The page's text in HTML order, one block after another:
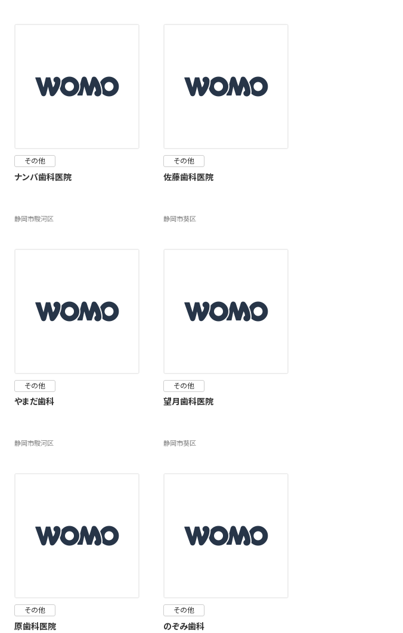
その他
ナンバ歯科医院
静岡市駿河区
その他
佐藤歯科医院
静岡市葵区
その他
やまだ歯科
静岡市駿河区
その他
望月歯科医院
静岡市葵区
その他
原歯科医院
その他
のぞみ歯科